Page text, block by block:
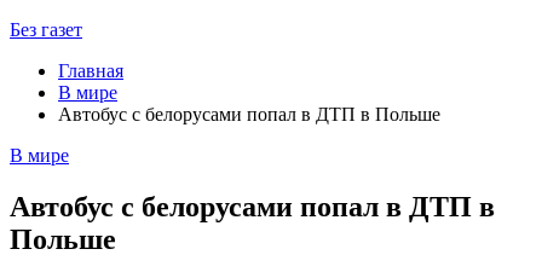
Без газет
Главная
В мире
Автобус с белорусами попал в ДТП в Польше
В мире
Автобус с белорусами попал в ДТП в
Польше